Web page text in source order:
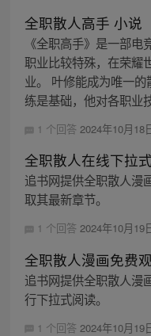
全职散人高手 小说
《全职高手》是一部
职业比较特殊，在荣耀
业。 叶修能成为唯一
练是基础，他对各职业
1 个回答 2024年10月18
全职散人在线下拉
追书网提供全职散人漫
取其最新章节。
1 个回答 2024年10月19
全职散人漫画免费
追书网提供全职散人漫
行下拉式阅读。
1 个回答 2024年10月19